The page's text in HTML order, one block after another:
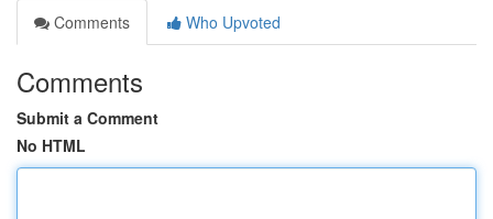
Comments
Who Upvoted
Comments
Submit a Comment
No HTML